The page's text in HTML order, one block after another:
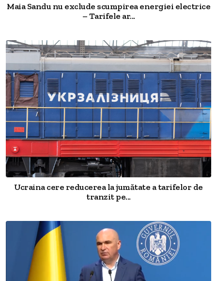
Maia Sandu nu exclude scumpirea energiei electrice
– Tarifele ar...
Ucraina cere reducerea la jumătate a tarifelor de
tranzit pe...